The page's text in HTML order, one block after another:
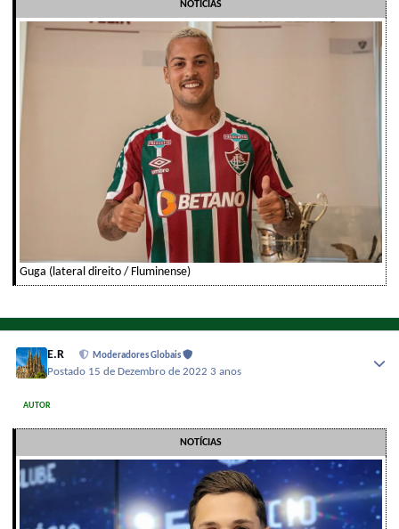
NOTÍCIAS
Guga (lateral direito / Fluminense)
E.R Moderadores Globais
Postado 15 de Dezembro de 2022 3 anos
AUTOR
NOTÍCIAS